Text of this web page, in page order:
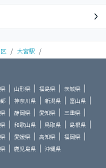
/ 大宮駅 /
山形県 福島県
茨城県
神奈川県 新潟県
富山県
静岡県 愛知県
三重県
和歌山県 鳥取県
島根県
愛媛県 高知県
福岡県
鹿児島県 沖縄県